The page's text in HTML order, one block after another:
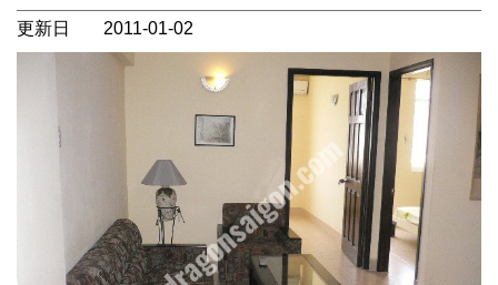
更新日 2011-01-02
Housing~ 場所：ホーチミンBInh Thanh区。中心部まで車
で15分程度。BINH THANH区にありますが動物園の裏で1
区までとても近いです。 格安物件でおすすめです。 タ
イプ：アパートメント ２ＬＤＫ 設備：エアコン、テレ
ビ、ソファー、クローゼット、冷蔵庫、キッチン,洗濯機
家賃に含まれないもの：電気代、水道代、インターネッ
ト、ケーブルテレビ、電話代、管理費 コメント：BINH
THANH区ですが動物園の裏ですので1区まですぐです。
https://dragonsaigon.com/